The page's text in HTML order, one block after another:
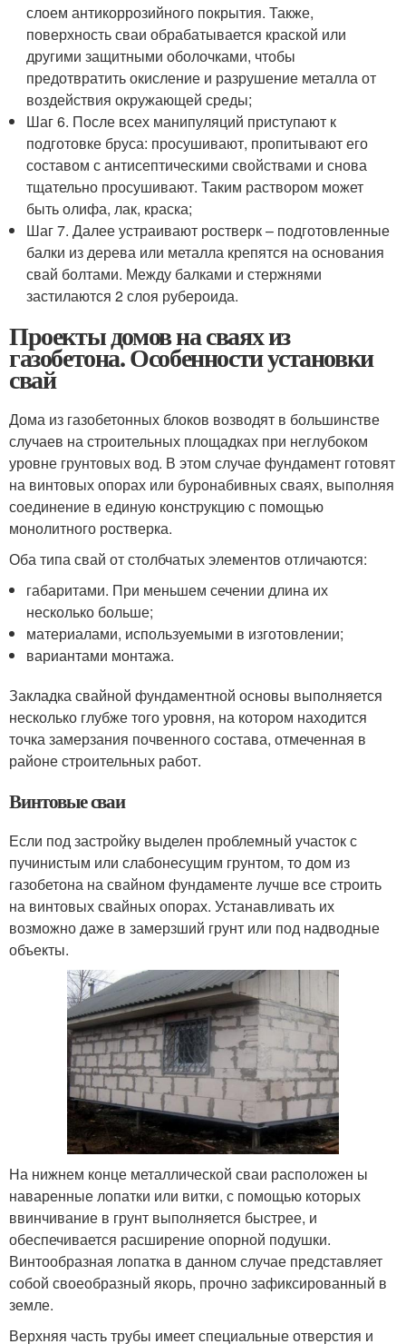
слоем антикоррозийного покрытия. Также,
поверхность сваи обрабатывается краской или
другими защитными оболочками, чтобы
предотвратить окисление и разрушение металла от
воздействия окружающей среды;
Шаг 6. После всех манипуляций приступают к
подготовке бруса: просушивают, пропитывают его
составом с антисептическими свойствами и снова
тщательно просушивают. Таким раствором может
быть олифа, лак, краска;
Шаг 7. Далее устраивают ростверк – подготовленные
балки из дерева или металла крепятся на основания
свай болтами. Между балками и стержнями
застилаются 2 слоя рубероида.
Проекты домов на сваях из
газобетона. Особенности установки
свай
Дома из газобетонных блоков возводят в большинстве
случаев на строительных площадках при неглубоком
уровне грунтовых вод. В этом случае фундамент готовят
на винтовых опорах или буронабивных сваях, выполняя
соединение в единую конструкцию с помощью
монолитного ростверка.
Оба типа свай от столбчатых элементов отличаются:
габаритами. При меньшем сечении длина их
несколько больше;
материалами, используемыми в изготовлении;
вариантами монтажа.
Закладка свайной фундаментной основы выполняется
несколько глубже того уровня, на котором находится
точка замерзания почвенного состава, отмеченная в
районе строительных работ.
Винтовые сваи
Если под застройку выделен проблемный участок с
пучинистым или слабонесущим грунтом, то дом из
газобетона на свайном фундаменте лучше все строить
на винтовых свайных опорах. Устанавливать их
возможно даже в замерзший грунт или под надводные
объекты.
На нижнем конце металлической сваи расположен ы
наваренные лопатки или витки, с помощью которых
ввинчивание в грунт выполняется быстрее, и
обеспечивается расширение опорной подушки.
Винтообразная лопатка в данном случае представляет
собой своеобразный якорь, прочно зафиксированный в
земле.
Верхняя часть трубы имеет специальные отверстия и